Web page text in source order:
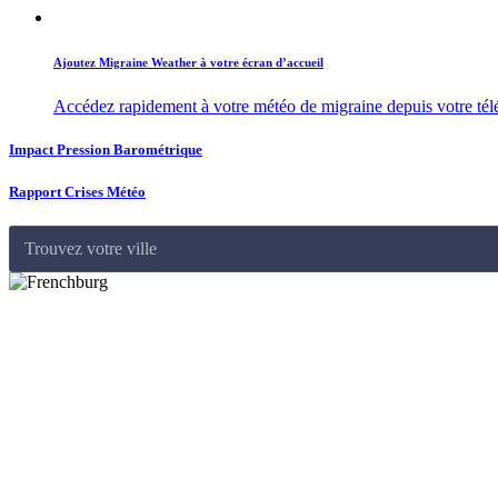
Ajoutez Migraine Weather à votre écran d’accueil
Accédez rapidement à votre météo de migraine depuis votre
Impact Pression Barométrique
Rapport Crises Météo
Trouvez votre ville